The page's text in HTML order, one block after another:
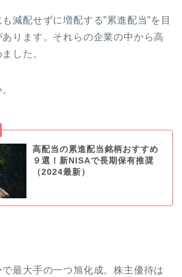
減配せずに増配する”累進配当”を目
ります。それらの企業の中から高
した。
高配当の累進配当銘柄おすすめ
９選！新NISAで長期保有推奨
（2024最新）
最大手の一つ旭化成。株主優待は